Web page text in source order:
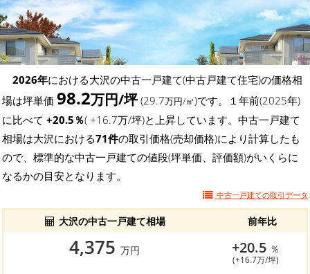
2026年における大沢の中古一戸建て(中古戸建て住宅)の価格相
場は坪単価 98.2万円/坪(29.7万円/㎡)です。１年前(2025年)
に比べて +20.5％( +16.7万/坪)と上昇しています。中古一戸建て
相場は大沢における71件の取引価格(売却価格)により計算したも
ので、標準的な中古一戸建ての値段(坪単価、評価額)がいくらに
なるかの目安となります。
中古一戸建ての取引データ
大沢の中古一戸建て相場 前年比
4,375 万円 +20.5 ％
(+16.7万/坪)